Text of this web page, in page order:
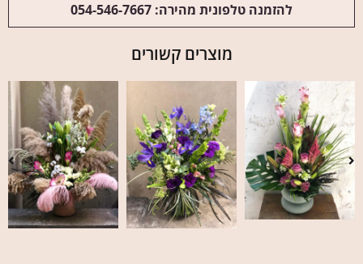
להזמנה טלפונית מהירה: 054-546-7667
מוצרים קשורים